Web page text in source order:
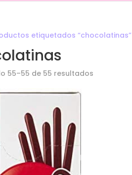
etiquetados “chocolatinas”
55–55 de 55 resultados